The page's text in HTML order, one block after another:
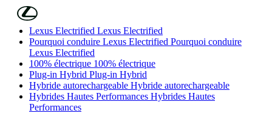
Skip to Main Content
Lexus Electrified Lexus Electrified
Pourquoi conduire Lexus Electrified Pourquoi conduire
Lexus Electrified
100% électrique 100% électrique
Plug-in Hybrid Plug-in Hybrid
Hybride autorechargeable Hybride autorechargeable
Hybrides Hautes Performances Hybrides Hautes
Performances